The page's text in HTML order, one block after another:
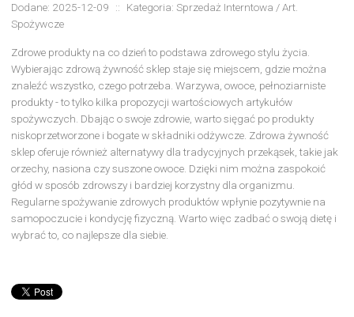
Dodane: 2025-12-09 ::
Kategoria: Sprzedaż Interntowa / Art.
Spożywcze
Zdrowe produkty na co dzień to podstawa zdrowego stylu życia.
Wybierając zdrową żywność sklep staje się miejscem, gdzie można
znaleźć wszystko, czego potrzeba. Warzywa, owoce, pełnoziarniste
produkty - to tylko kilka propozycji wartościowych artykułów
spożywczych. Dbając o swoje zdrowie, warto sięgać po produkty
niskoprzetworzone i bogate w składniki odżywcze. Zdrowa żywność
sklep oferuje również alternatywy dla tradycyjnych przekąsek, takie jak
orzechy, nasiona czy suszone owoce. Dzięki nim można zaspokoić
głód w sposób zdrowszy i bardziej korzystny dla organizmu.
Regularne spożywanie zdrowych produktów wpłynie pozytywnie na
samopoczucie i kondycję fizyczną. Warto więc zadbać o swoją dietę i
wybrać to, co najlepsze dla siebie.